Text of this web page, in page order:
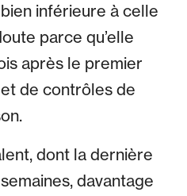
inférieure à celle
parce qu’elle
après le premier
de contrôles de
dont la dernière
davantage